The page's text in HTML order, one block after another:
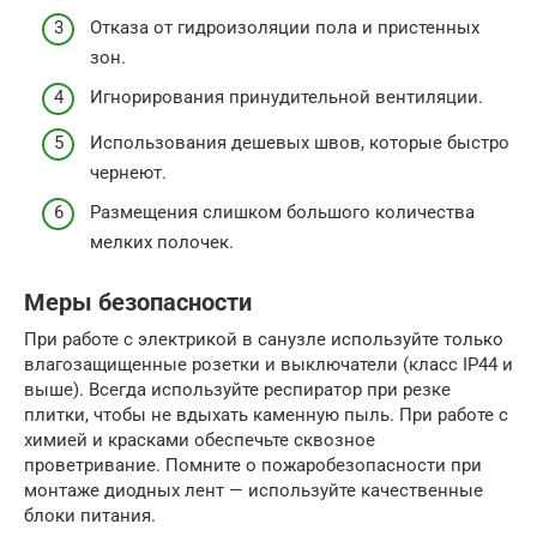
Отказа от гидроизоляции пола и пристенных
зон.
Игнорирования принудительной вентиляции.
Использования дешевых швов, которые быстро
чернеют.
Размещения слишком большого количества
мелких полочек.
Меры безопасности
При работе с электрикой в санузле используйте только
влагозащищенные розетки и выключатели (класс IP44 и
выше). Всегда используйте респиратор при резке
плитки, чтобы не вдыхать каменную пыль. При работе с
химией и красками обеспечьте сквозное
проветривание. Помните о пожаробезопасности при
монтаже диодных лент — используйте качественные
блоки питания.